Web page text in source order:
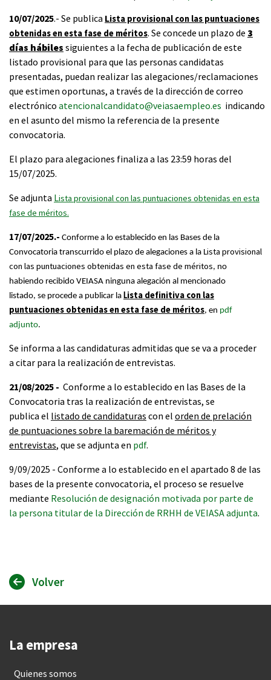
10/07/2025.- Se publica Lista provisional con las puntuaciones
obtenidas en esta fase de méritos. Se concede un plazo de 3
días hábiles siguientes a la fecha de publicación de este
listado provisional para que las personas candidatas
presentadas, puedan realizar las alegaciones/reclamaciones
que estimen oportunas, a través de la dirección de correo
electrónico atencionalcandidato@veiasaempleo.es indicando
en el asunto del mismo la referencia de la presente
convocatoria.
El plazo para alegaciones finaliza a las 23:59 horas del
15/07/2025.
Se adjunta Lista provisional con las puntuaciones obtenidas en esta
fase de méritos.
17/07/2025.- Conforme a lo establecido en las Bases de la
Convocatoria transcurrido el plazo de alegaciones a la Lista provisional
con las puntuaciones obtenidas en esta fase de méritos, no
habiendo recibido VEIASA ninguna alegación al mencionado
listado, se procede a publicar la Lista definitiva con las
puntuaciones obtenidas en esta fase de méritos, en pdf
adjunto.
Se informa a las candidaturas admitidas que se va a proceder
a citar para la realización de entrevistas.
21/08/2025 - Conforme a lo establecido en las Bases de la
Convocatoria tras la realización de entrevistas, se
publica el listado de candidaturas con el orden de prelación
de puntuaciones sobre la baremación de méritos y
entrevistas, que se adjunta en pdf.
9/09/2025 - Conforme a lo establecido en el apartado 8 de las
bases de la presente convocatoria, el proceso se resuelve
mediante Resolución de designación motivada por parte de
la persona titular de la Dirección de RRHH de VEIASA adjunta.
Volver
La empresa
Quienes somos